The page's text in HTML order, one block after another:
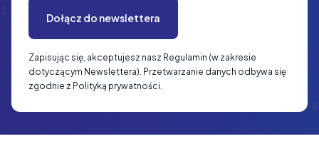
Dołącz do newslettera
Zapisując się, akceptujesz nasz Regulamin (w zakresie
dotyczącym Newslettera). Przetwarzanie danych odbywa się
zgodnie z Polityką prywatności.